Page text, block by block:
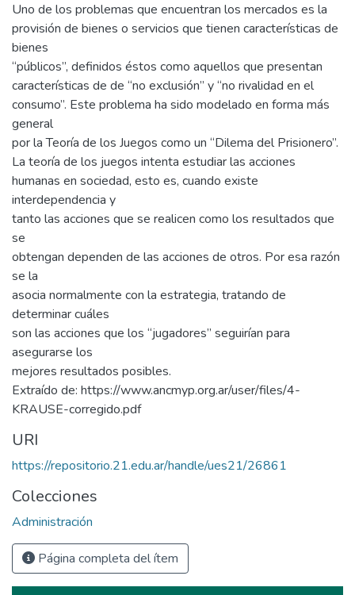
Uno de los problemas que encuentran los mercados es la
provisión de bienes o servicios que tienen características de
bienes
“públicos”, definidos éstos como aquellos que presentan
características de de “no exclusión” y “no rivalidad en el
consumo”. Este problema ha sido modelado en forma más
general
por la Teoría de los Juegos como un “Dilema del Prisionero”.
La teoría de los juegos intenta estudiar las acciones
humanas en sociedad, esto es, cuando existe
interdependencia y
tanto las acciones que se realicen como los resultados que
se
obtengan dependen de las acciones de otros. Por esa razón
se la
asocia normalmente con la estrategia, tratando de
determinar cuáles
son las acciones que los “jugadores” seguirían para
asegurarse los
mejores resultados posibles.
Extraído de: https://www.ancmyp.org.ar/user/files/4-
KRAUSE-corregido.pdf
URI
https://repositorio.21.edu.ar/handle/ues21/26861
Colecciones
Administración
Página completa del ítem